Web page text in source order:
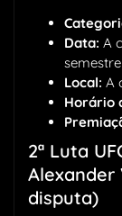
Data: A
Local: A
Horário
2ª Luta
Alexander
disputa)